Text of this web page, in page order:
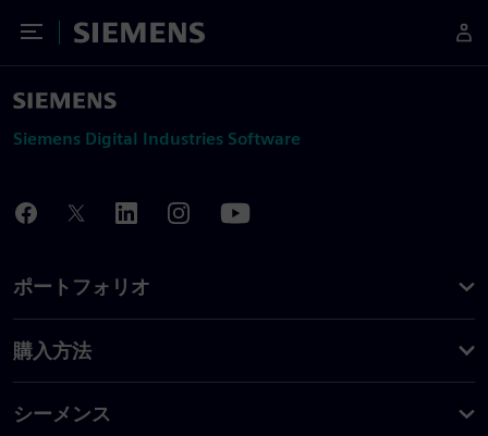
Toggle Menu
Siemens
Siemens Digital Industries Software
ポートフォリオ
購入方法
シーメンス